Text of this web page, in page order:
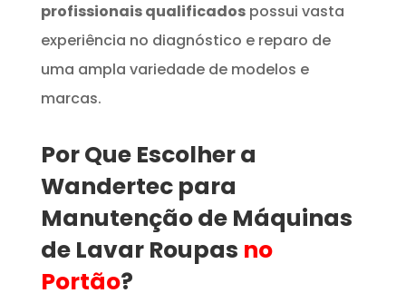
profissionais qualificadospossui vasta
experiência no diagnóstico e reparo de
uma ampla variedade de modelos e
marcas.
Por Que Escolher a
Wandertec para
Manutenção de Máquinas
de Lavar Roupas no
Portão?